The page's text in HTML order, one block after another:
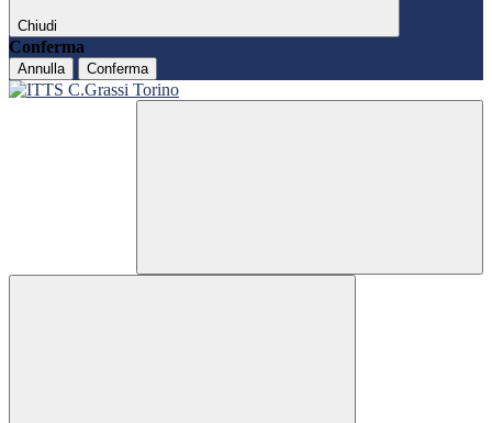
Chiudi
Conferma
Annulla Conferma